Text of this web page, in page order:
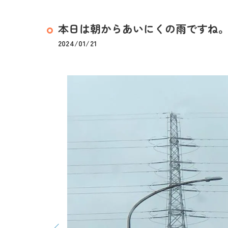
本日は朝からあいにくの雨ですね
2024/01/21